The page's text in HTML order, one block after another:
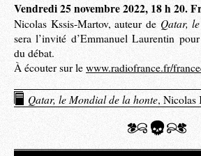
Vendredi 25 novembre 2022, 18 h 20.
Nicolas Kssis-Martov, auteur de Qatar,
sera l’invité d’Emmanuel Laurentin
du débat.
À écouter sur le www.radiofrance.fr/
Qatar, le Mondial de la honte, Nicolas